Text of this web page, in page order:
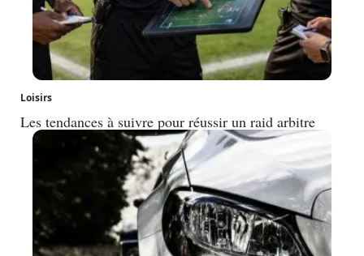
Loisirs
Les tendances à suivre pour réussir un raid arbitre